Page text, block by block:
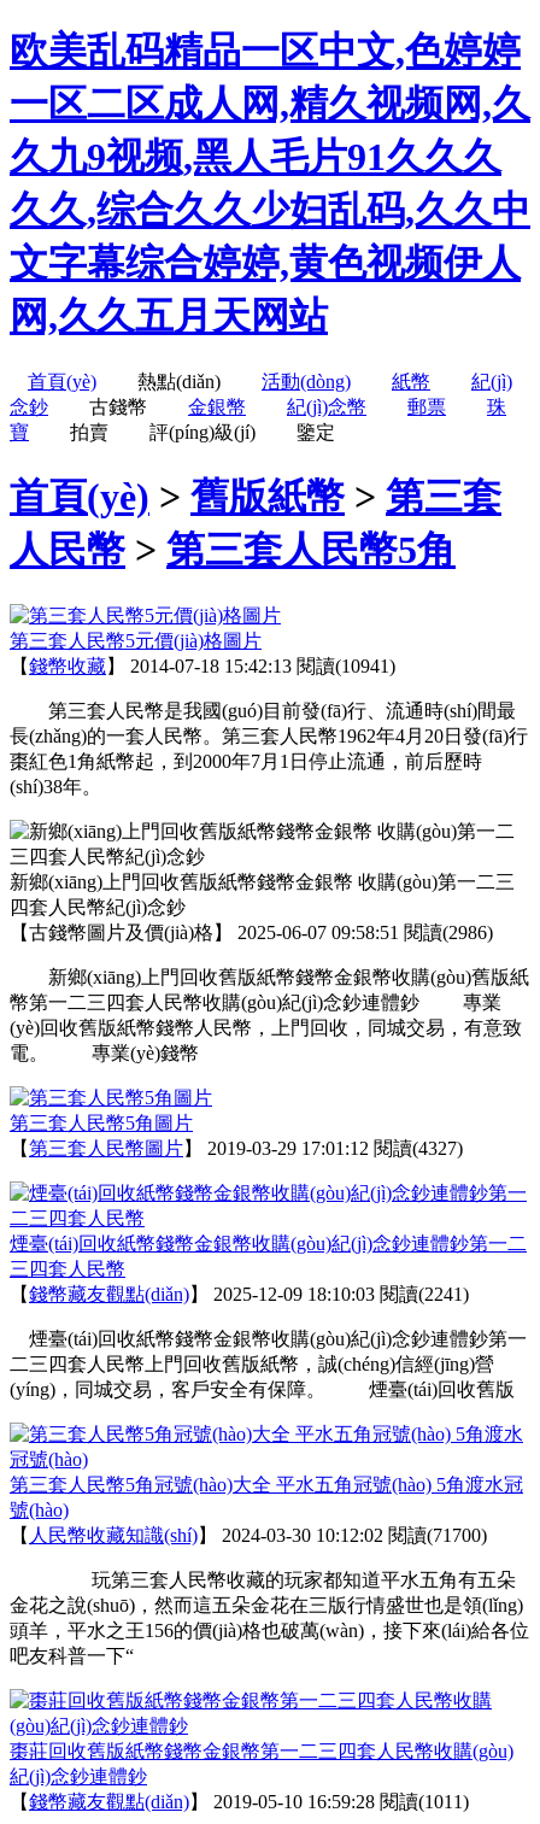
欧美乱码精品一区中文,色婷婷
一区二区成人网,精久视频网,久
久九9视频,黑人毛片91久久久
久久,综合久久少妇乱码,久久中
文字幕综合婷婷,黄色视频伊人
网,久久五月天网站
首頁(yè) 熱點(diǎn) 活動(dòng) 紙幣
紀(jì)
念鈔
古錢幣 金銀幣 紀(jì)念幣 郵票
珠
寶
拍賣 評(píng)級(jí) 鑒定
首頁(yè) > 舊版紙幣> 第三套
人民幣> 第三套人民幣5角
第三套人民幣5元價(jià)格圖片
【錢幣收藏】 2014-07-18 15:42:13 閱讀(10941)
第三套人民幣是我國(guó)目前發(fā)行、流通時(shí)間最
長(zhǎng)的一套人民幣。第三套人民幣1962年4月20日發(fā)行
棗紅色1角紙幣起，到2000年7月1日停止流通，前后歷時
(shí)38年。
新鄉(xiāng)上門回收舊版紙幣錢幣金銀幣 收購(gòu)第一二三
四套人民幣紀(jì)念鈔
【古錢幣圖片及價(jià)格 】 2025-06-07 09:58:51 閱讀(2986)
新鄉(xiāng)上門回收舊版紙幣錢幣金銀幣收購(gòu)舊版紙
幣第一二三四套人民幣收購(gòu)紀(jì)念鈔連體鈔 專業
(yè)回收舊版紙幣錢幣人民幣，上門回收，同城交易，有意致
電。 專業(yè)錢幣
第三套人民幣5角圖片
【第三套人民幣圖片】 2019-03-29 17:01:12 閱讀(4327)
煙臺(tái)回收紙幣錢幣金銀幣收購(gòu)紀(jì)念鈔連體鈔第一二
三四套人民幣
【錢幣藏友觀點(diǎn)】 2025-12-09 18:10:03 閱讀(2241)
煙臺(tái)回收紙幣錢幣金銀幣收購(gòu)紀(jì)念鈔連體鈔第一
二三四套人民幣上門回收舊版紙幣，誠(chéng)信經(jīng)營
(yíng)，同城交易，客戶安全有保障。 煙臺(tái)回收舊版
第三套人民幣5角冠號(hào)大全 平水五角冠號(hào) 5角渡水冠
號(hào)
【 人民幣收藏知識(shí)】 2024-03-30 10:12:02 閱讀(71700)
玩第三套人民幣收藏的玩家都知道平水五角有五朵
金花之說(shuō)，然而這五朵金花在三版行情盛世也是領(lǐng)
頭羊，平水之王156的價(jià)格也破萬(wàn)，接下來(lái)給各位
吧友科普一下“
棗莊回收舊版紙幣錢幣金銀幣第一二三四套人民幣收購(gòu)
紀(jì)念鈔連體鈔
【錢幣藏友觀點(diǎn)】 2019-05-10 16:59:28 閱讀(1011)